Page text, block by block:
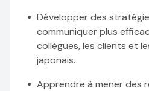
Développer des
communiquer plus
collègues, les clients et
japonais.
Apprendre à mener des